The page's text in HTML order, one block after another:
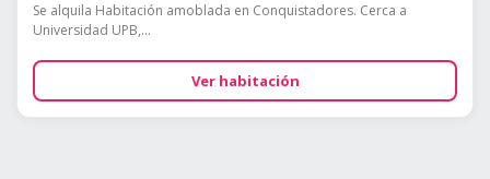
Se alquila Habitación amoblada en Conquistadores. Cerca a
Universidad UPB,...
Ver habitación